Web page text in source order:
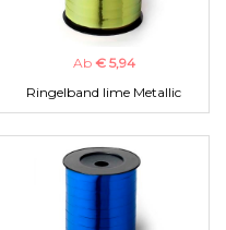
Ab € 5,94
Ringelband lime Metallic